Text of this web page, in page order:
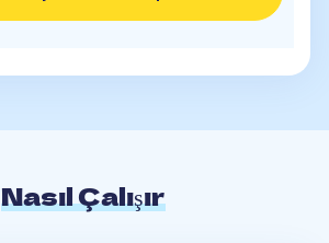
Nasıl Çalışır